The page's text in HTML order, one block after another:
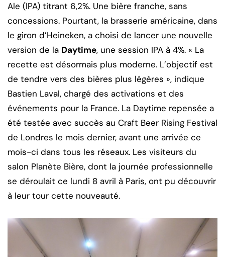
Ale (IPA) titrant 6,2%. Une bière franche, sans
concessions. Pourtant, la brasserie américaine, dans
le giron d’Heineken, a choisi de lancer une nouvelle
version de la Daytime, une session IPA à 4%. « La
recette est désormais plus moderne. L’objectif est
de tendre vers des bières plus légères », indique
Bastien Laval, chargé des activations et des
événements pour la France. La Daytime repensée a
été testée avec succès au Craft Beer Rising Festival
de Londres le mois dernier, avant une arrivée ce
mois-ci dans tous les réseaux. Les visiteurs du
salon Planète Bière, dont la journée professionnelle
se déroulait ce lundi 8 avril à Paris, ont pu découvrir
à leur tour cette nouveauté.